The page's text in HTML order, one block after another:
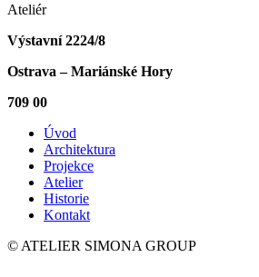
Ateliér
Výstavní 2224/8
Ostrava – Mariánské Hory
709 00
Úvod
Architektura
Projekce
Atelier
Historie
Kontakt
© ATELIER SIMONA GROUP